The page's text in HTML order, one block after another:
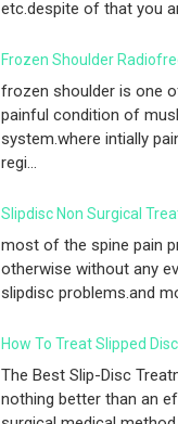
etc.despite of that you
Frozen Shoulder
frozen shoulder is one
painful condition of
system.where intially
regi...
Slipdisc Non Surgical
most of the spine pain
otherwise without any
slipdisc problems.and
How To Treat Slipped
The Best Slip-Disc
nothing better than an